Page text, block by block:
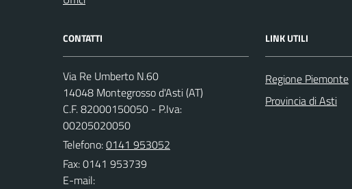
CONTATTI
Via Re Umberto N.60
14048 Montegrosso d'Asti (AT)
C.F. 82000150050 - P.Iva:
00205020050
Telefono:0141 953052
Fax: 0141 953739
E-mail:
LINK UTILI
Regione Piemonte
Provincia di Asti